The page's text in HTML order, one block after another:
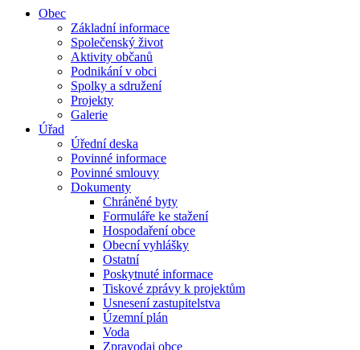
Obec
Základní informace
Společenský život
Aktivity občanů
Podnikání v obci
Spolky a sdružení
Projekty
Galerie
Úřad
Úřední deska
Povinné informace
Povinné smlouvy
Dokumenty
Chráněné byty
Formuláře ke stažení
Hospodaření obce
Obecní vyhlášky
Ostatní
Poskytnuté informace
Tiskové zprávy k projektům
Usnesení zastupitelstva
Územní plán
Voda
Zpravodaj obce